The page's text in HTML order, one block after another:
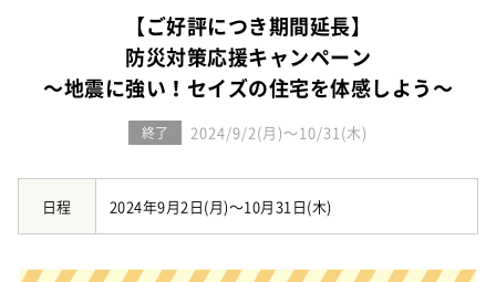
イベント情報
スタッフブログ
建築実例
オーナーズボイス
動画ギャラリー
家づくりワークショップ
オーナーズ
耐震等級3の家づくり
【ご好評につき期間延長】
防災対策応援キャンペーン
～地震に強い！セイズの住宅を体感しよう～
終了 2024/9/2(月)～10/31(木)
日程 2024年9月2日(月)～10月31日(木)